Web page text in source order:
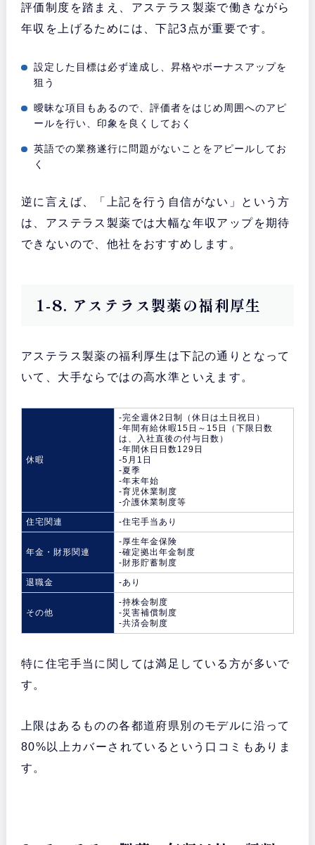
評価制度を踏まえ、アステラス製薬で働きながら
年収を上げるためには、下記3点が重要です。
設定した目標は必ず達成し、昇格やボーナスアップを
狙う
曖昧な項目もあるので、評価者をはじめ周囲へのアピ
ールを行い、印象を良くしておく
英語での業務遂行に問題がないことをアピールしてお
く
逆に言えば、「上記を行う自信がない」という方
は、アステラス製薬では大幅な年収アップを期待
できないので、他社をおすすめします。
1-8. アステラス製薬の福利厚生
アステラス製薬の福利厚生は下記の通りとなって
いて、大手ならではの高水準といえます。
休暇
-完全週休2日制（休日は土日祝日）
-年間有給休暇15日～15日（下限日数
は、入社直後の付与日数）
-年間休日日数129日
-5月1日
-夏季
-年末年始
-育児休業制度
-介護休業制度等
住宅関連
-住宅手当あり
年金・財形関連
-厚生年金保険
-確定拠出年金制度
-財形貯蓄制度
退職金
-あり
その他
-持株会制度
-災害補償制度
-共済会制度
特に住宅手当に関しては満足している方が多いで
す。
上限はあるものの各都道府県別のモデルに沿って
80%以上カバーされているという口コミもありま
す。